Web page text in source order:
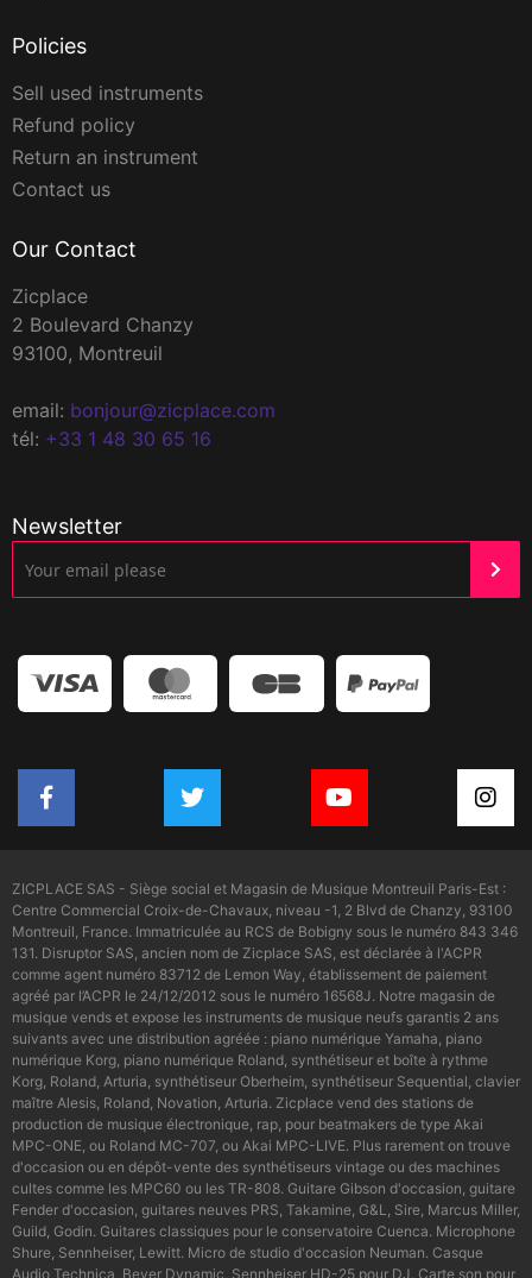
Policies
Sell used instruments
Refund policy
Return an instrument
Contact us
Our Contact
Zicplace
2 Boulevard Chanzy
93100, Montreuil
email: bonjour@zicplace.com
tél: +33 1 48 30 65 16
Newsletter
ZICPLACE SAS - Siège social et Magasin de Musique Montreuil Paris-Est :
Centre Commercial Croix-de-Chavaux, niveau -1, 2 Blvd de Chanzy, 93100
Montreuil, France. Immatriculée au RCS de Bobigny sous le numéro 843 346
131. Disruptor SAS, ancien nom de Zicplace SAS, est déclarée à l'ACPR
comme agent numéro 83712 de Lemon Way, établissement de paiement
agréé par l’ACPR le 24/12/2012 sous le numéro 16568J. Notre magasin de
musique vends et expose les instruments de musique neufs garantis 2 ans
suivants avec une distribution agréée : piano numérique Yamaha, piano
numérique Korg, piano numérique Roland, synthétiseur et boîte à rythme
Korg, Roland, Arturia, synthétiseur Oberheim, synthétiseur Sequential, clavier
maître Alesis, Roland, Novation, Arturia. Zicplace vend des stations de
production de musique électronique, rap, pour beatmakers de type Akai
MPC-ONE, ou Roland MC-707, ou Akai MPC-LIVE. Plus rarement on trouve
d'occasion ou en dépôt-vente des synthétiseurs vintage ou des machines
cultes comme les MPC60 ou les TR-808. Guitare Gibson d'occasion, guitare
Fender d'occasion, guitares neuves PRS, Takamine, G&L, Sire, Marcus Miller,
Guild, Godin. Guitares classiques pour le conservatoire Cuenca. Microphone
Shure, Sennheiser, Lewitt. Micro de studio d'occasion Neuman. Casque
Audio Technica, Beyer Dynamic, Sennheiser HD-25 pour DJ. Carte son pour